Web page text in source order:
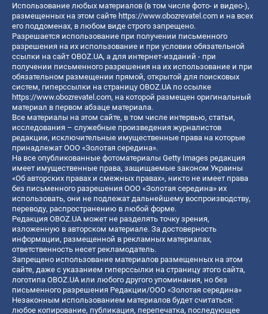
Использование любых материалов (в том числе фото- и видео-),
размещенных на этом сайте https://www.obozrevatel.com и на всех
его поддоменах, в любом виде строго запрещено.
Разрешается использование при получении письменного
разрешения на их использование и при условии обязательной
ссылки на сайт OBOZ.UA, а для интернет-изданий - при
получении письменного разрешения на их использование и при
обязательном размещении прямой, открытой для поисковых
систем, гиперссылки на страницу OBOZ.UA по ссылке
https://www.obozrevatel.com, на которой размещен оригинальный
материал в первом абзаце материала.
Все материалы на этом сайте, в том числе интервью, статьи,
исследования – служебные произведения журналистов
редакции, исключительные имущественные права на которые
принадлежат ООО «Золотая середина».
На все опубликованные фотоматериалы Getty Images редакция
имеет имущественные права, защищаемые законом Украины
«Об авторских правах и смежных правах», никто не имеет права
без письменного разрешения ООО «Золотая середина» их
использовать, они не подлежат дальнейшему воспроизводству,
переводу, распространению в любой форме.
Редакция OBOZ.UA может не разделять точку зрения,
изложенную в авторском материале. За достоверность
информации, размещенной в рекламных материалах,
ответственность несет рекламодатель.
Запрещено использование материалов размещенных на этом
сайте, даже с указанием гиперссылки на страницу этого сайта,
логотипа OBOZ.UA или любого другого упоминания, но без
письменного разрешения Редакции/ООО «Золотая середина»
Незаконным использованием материалов будет считаться:
любое копирование, публикация, перепечатка, последующее